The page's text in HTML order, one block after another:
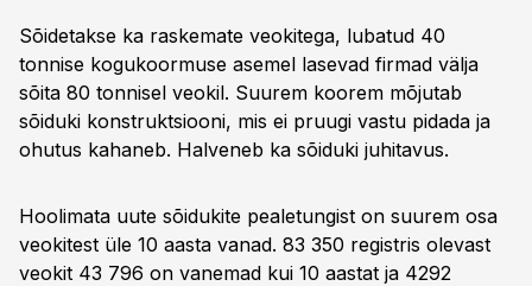
Sõidetakse ka raskemate veokitega, lubatud 40
tonnise kogukoormuse asemel lasevad firmad välja
sõita 80 tonnisel veokil. Suurem koorem mõjutab
sõiduki konstruktsiooni, mis ei pruugi vastu pidada ja
ohutus kahaneb. Halveneb ka sõiduki juhitavus.
Hoolimata uute sõidukite pealetungist on suurem osa
veokitest üle 10 aasta vanad. 83 350 registris olevast
veokit 43 796 on vanemad kui 10 aastat ja 4292